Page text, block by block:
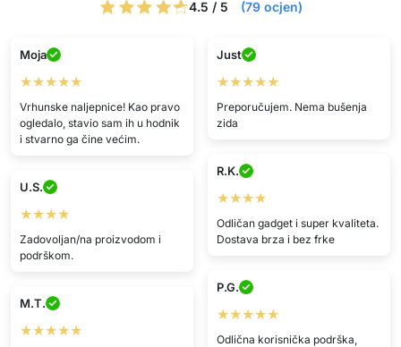
4.5 / 5 (79 ocjen)
Moja
★★★★★
Vrhunske naljepnice! Kao pravo
ogledalo, stavio sam ih u hodnik
i stvarno ga čine većim.
Just
★★★★★
Preporučujem. Nema bušenja
zida
R.K.
★★★★
Odličan gadget i super kvaliteta.
Dostava brza i bez frke
U.S.
★★★★
Zadovoljan/na proizvodom i
podrškom.
P.G.
★★★★★
Odlična korisnička podrška,
M.T.
★★★★★